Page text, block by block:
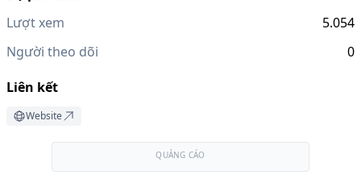
Lượt xem
5.054
Người theo dõi
0
Liên kết
Website
QUẢNG CÁO